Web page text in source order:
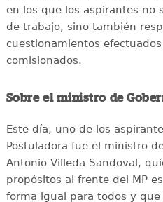
en los que los aspirantes no
de trabajo, sino también
cuestionamientos
comisionados.
Sobre el ministro de
Este día, uno de los
Postuladora fue el ministro
Antonio Villeda Sandoval,
propósitos al frente del MP
forma igual para todos y